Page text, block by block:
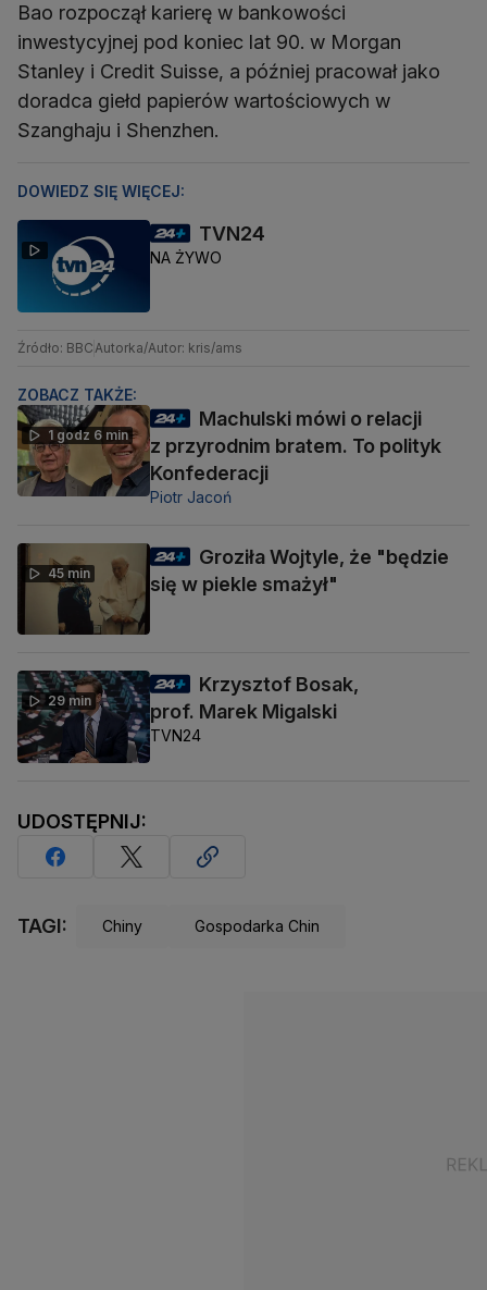
Bao rozpoczął karierę w bankowości
inwestycyjnej pod koniec lat 90. w Morgan
Stanley i Credit Suisse, a później pracował jako
doradca giełd papierów wartościowych w
Szanghaju i Shenzhen.
DOWIEDZ SIĘ WIĘCEJ:
TVN24
NA ŻYWO
Źródło: BBC Autorka/Autor: kris/ams
ZOBACZ TAKŻE:
1 godz 6 min
Machulski mówi o relacji
z przyrodnim bratem. To polityk
Konfederacji
Piotr Jacoń
45 min
Groziła Wojtyle, że "będzie
się w piekle smażył"
29 min
Krzysztof Bosak,
prof. Marek Migalski
TVN24
UDOSTĘPNIJ:
TAGI: Chiny Gospodarka Chin